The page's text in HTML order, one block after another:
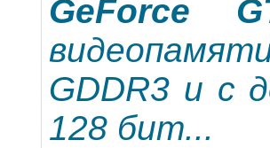
GeForce
GDDR3 и с
128 бит...